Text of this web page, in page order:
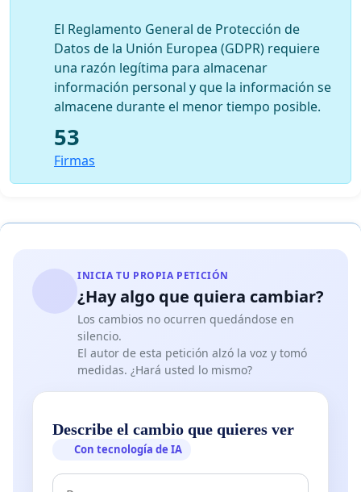
El Reglamento General de Protección de
Datos de la Unión Europea (GDPR) requiere
una razón legítima para almacenar
información personal y que la información se
almacene durante el menor tiempo posible.
53
Firmas
INICIA TU PROPIA PETICIÓN
¿Hay algo que quiera cambiar?
Los cambios no ocurren quedándose en
silencio.
El autor de esta petición alzó la voz y tomó
medidas. ¿Hará usted lo mismo?
Describe el cambio que quieres ver
Con tecnología de IA